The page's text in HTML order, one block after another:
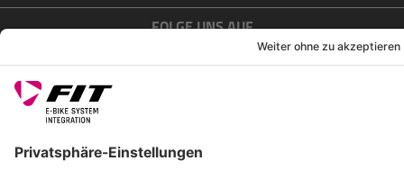
FOLGE UNS AUF
Rotax Bike Technology AG © 2025